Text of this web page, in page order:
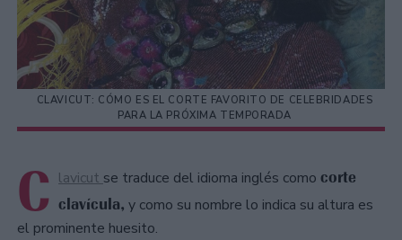
CLAVICUT: CÓMO ES EL CORTE FAVORITO DE CELEBRIDADES
PARA LA PRÓXIMA TEMPORADA
C lavicut se traduce del idioma inglés como corte
clavícula, y como su nombre lo indica su altura es
el prominente huesito.